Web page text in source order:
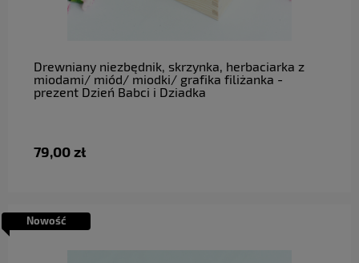
Drewniany niezbędnik, skrzynka, herbaciarka z
miodami/ miód/ miodki/ grafika filiżanka -
prezent Dzień Babci i Dziadka
79,00 zł
do koszyka
Nowość